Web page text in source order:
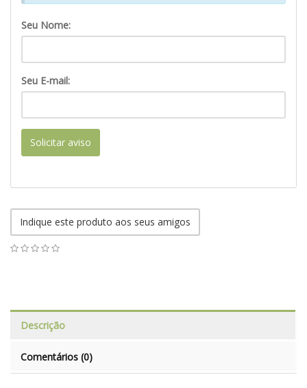
Seu Nome:
Seu E-mail:
Solicitar aviso
Indique este produto aos seus amigos
Descrição
Comentários (0)